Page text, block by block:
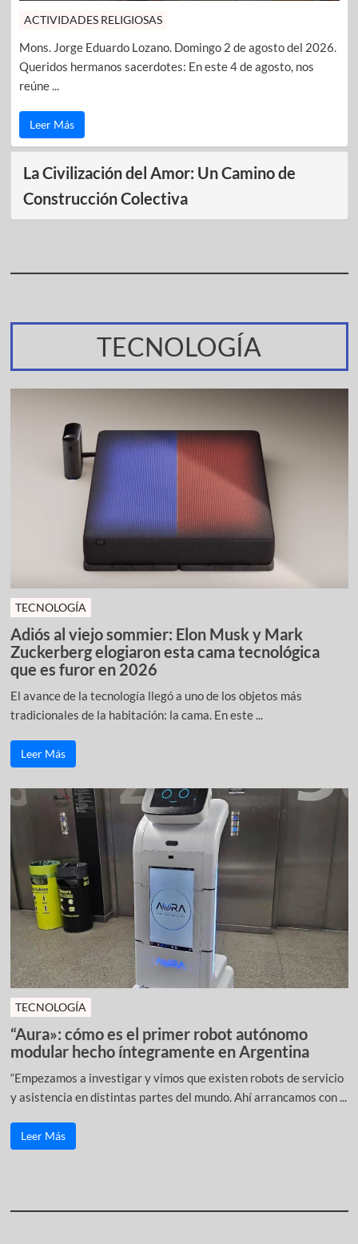
ACTIVIDADES RELIGIOSAS
Mons. Jorge Eduardo Lozano. Domingo 2 de agosto del 2026.
Queridos hermanos sacerdotes: En este 4 de agosto, nos
reúne ...
Leer Más
La Civilización del Amor: Un Camino de
Construcción Colectiva
TECNOLOGÍA
TECNOLOGÍA
Adiós al viejo sommier: Elon Musk y Mark
Zuckerberg elogiaron esta cama tecnológica
que es furor en 2026
El avance de la tecnología llegó a uno de los objetos más
tradicionales de la habitación: la cama. En este ...
Leer Más
TECNOLOGÍA
“Aura»: cómo es el primer robot autónomo
modular hecho íntegramente en Argentina
“Empezamos a investigar y vimos que existen robots de servicio
y asistencia en distintas partes del mundo. Ahí arrancamos con ...
Leer Más